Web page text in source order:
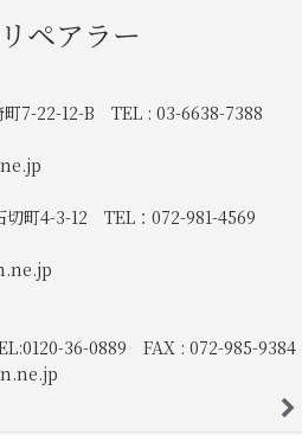
ペアラー
町7-22-12-B TEL : 03-6638-7388
切町4-3-12 TEL：072-981-4569
36-0889 FAX : 072-985-9384